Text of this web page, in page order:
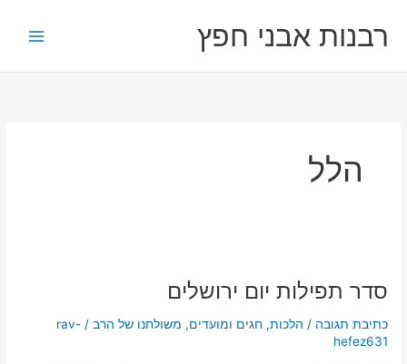
לתוכןרבנות אבני חפץ
הלל
סדר תפילות יום ירושלים
כתיבת תגובה / הלכות,חגים ומועדים, משולחנו של הרב /
rav-
hefez631
יום